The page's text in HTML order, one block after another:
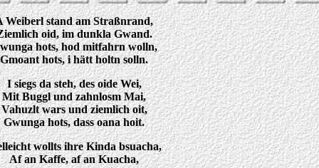
Weiberl stand am Straßnrand,
oid, im dunkla Gwand.
hots, hod mitfahrn wolln,
Gmoant hots, i hätt holtn solln.
I siegs da steh, des oide Wei,
Mit Buggl und zahnlosm Mai,
Vahuzlt wars und ziemlich oit,
Gwunga hots, dass oana hoit.
wollts ihre Kinda bsuacha,
Af an Kaffe, af an Kuacha,